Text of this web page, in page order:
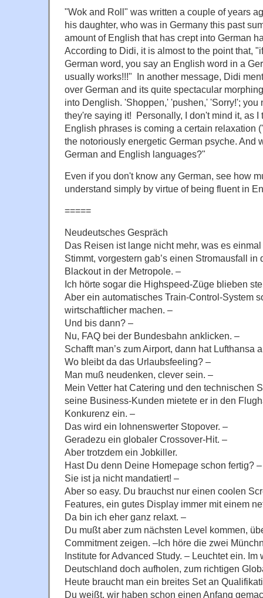
"Wok and Roll" was written a couple of years
his daughter, who was in Germany this past
amount of English that has crept into German
According to Didi, it is almost to the point that,
German word, you say an English word in a
usually works!!!" In another message, Didi
over German and its quite spectacular
into Denglish. 'Shoppen,' 'pushen,' 'Sorry!'; you
they're saying it! Personally, I don't mind it, as I
English phrases is coming a certain relaxation
the notoriously energetic German psyche. And
German and English languages?"
Even if you don't know any German, see how
understand simply by virtue of being fluent in
=====
Neudeutsches Gespräch
Das Reisen ist lange nicht mehr, was es einmal
Stimmt, vorgestern gab’s einen Stromausfall
Blackout in der Metropole. –
Ich hörte sogar die Highspeed-Züge blieben
Aber ein automatisches Train-Control-System
wirtschaftlicher machen. –
Und bis dann? –
Nu, FAQ bei der Bundesbahn anklicken. –
Schafft man’s zum Airport, dann hat Lufthansa
Wo bleibt da das Urlaubsfeeling? –
Man muß neudenken, clever sein. –
Mein Vetter hat Catering und den technischen
seine Business-Kunden mietete er in den
Konkurenz ein. –
Das wird ein lohnenswerter Stopover. –
Geradezu ein globaler Crossover-Hit. –
Aber trotzdem ein Jobkiller.
Hast Du denn Deine Homepage schon fertig? –
Sie ist ja nicht mandatiert! –
Aber so easy. Du brauchst nur einen coolen
Features, ein gutes Display immer mit einem
Da bin ich eher ganz relaxt. –
Du mußt aber zum nächsten Level kommen,
Commitment zeigen. –Ich höre die zwei
Institute for Advanced Study. – Leuchtet ein.
Deutschland doch aufholen, zum richtigen
Heute braucht man ein breites Set an
Du weißt, wir haben schon einen Anfang